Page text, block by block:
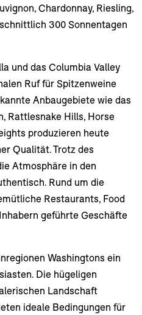
Chardonnay, Riesling,
300 Sonnentagen
und das Columbia Valley
Ruf für Spitzenweine
Anbaugebiete wie das
Rattlesnake Hills, Horse
produzieren heute
Qualität. Trotz des
Atmosphäre in den
Rund um die
Restaurants, Food
geführte Geschäfte
Washingtons ein
Die hügeligen
Landschaft
ideale Bedingungen für